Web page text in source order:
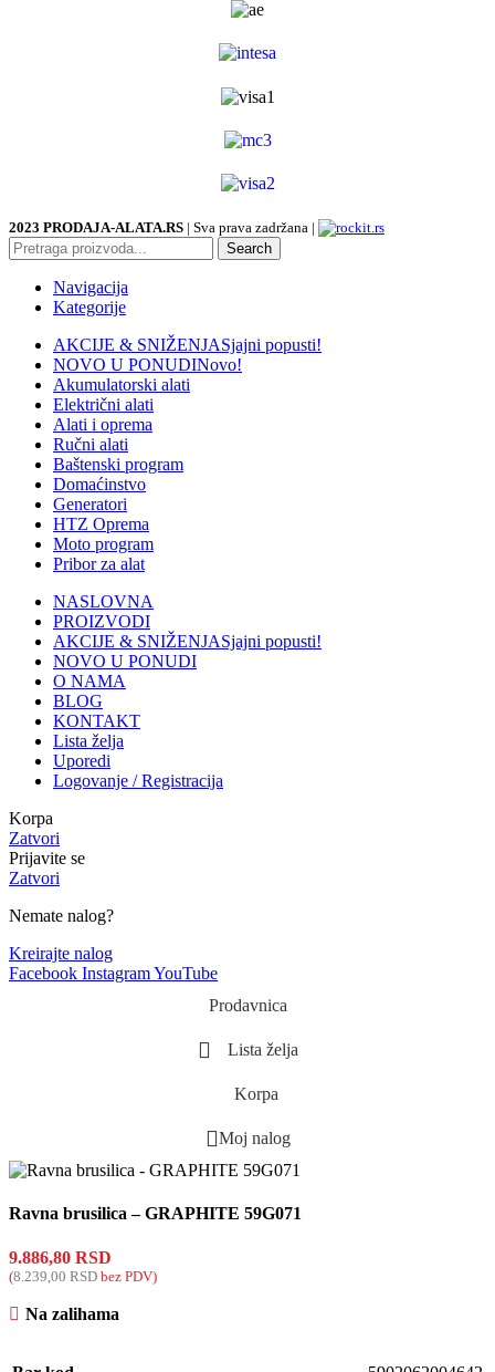
2023 PRODAJA-ALATA.RS | Sva prava zadržana |
Search
Navigacija
Kategorije
AKCIJE & SNIŽENJASjajni popusti!
NOVO U PONUDINovo!
Akumulatorski alati
Električni alati
Alati i oprema
Ručni alati
Baštenski program
Domaćinstvo
Generatori
HTZ Oprema
Moto program
Pribor za alat
NASLOVNA
PROIZVODI
AKCIJE & SNIŽENJASjajni popusti!
NOVO U PONUDI
O NAMA
BLOG
KONTAKT
Lista želja
Uporedi
Logovanje / Registracija
Korpa
Zatvori
Prijavite se
Zatvori
Nemate nalog?
Kreirajte nalog
Facebook InstagramYouTube
Prodavnica
Lista želja
Korpa
Moj nalog
Ravna brusilica – GRAPHITE 59G071
9.886,80 RSD
(8.239,00 RSD bez PDV)
Na zalihama